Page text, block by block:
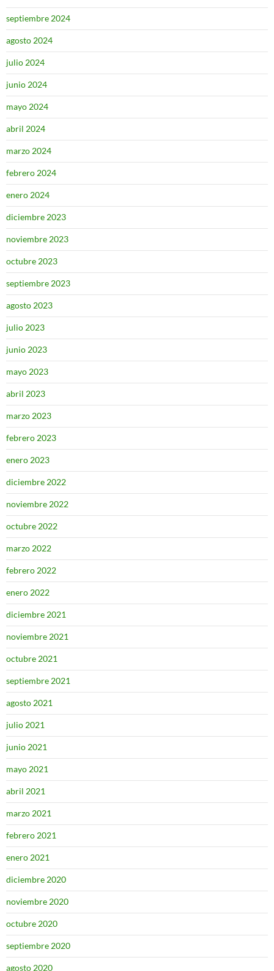
septiembre 2024
agosto 2024
julio 2024
junio 2024
mayo 2024
abril 2024
marzo 2024
febrero 2024
enero 2024
diciembre 2023
noviembre 2023
octubre 2023
septiembre 2023
agosto 2023
julio 2023
junio 2023
mayo 2023
abril 2023
marzo 2023
febrero 2023
enero 2023
diciembre 2022
noviembre 2022
octubre 2022
marzo 2022
febrero 2022
enero 2022
diciembre 2021
noviembre 2021
octubre 2021
septiembre 2021
agosto 2021
julio 2021
junio 2021
mayo 2021
abril 2021
marzo 2021
febrero 2021
enero 2021
diciembre 2020
noviembre 2020
octubre 2020
septiembre 2020
agosto 2020